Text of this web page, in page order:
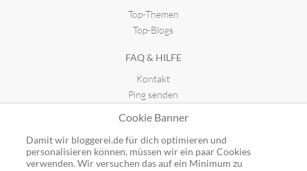
Ein Gnom auf ReisenTop-Themen
Top-Blogs
FAQ & HILFE
Kontakt
Ping senden
GUTSCHEINE
Top-Gutscheine
Cookie Banner
Damit wir bloggerei.de für dich optimieren und
personalisieren können, müssen wir ein paar Cookies
verwenden. Wir versuchen das auf ein Minimum zu